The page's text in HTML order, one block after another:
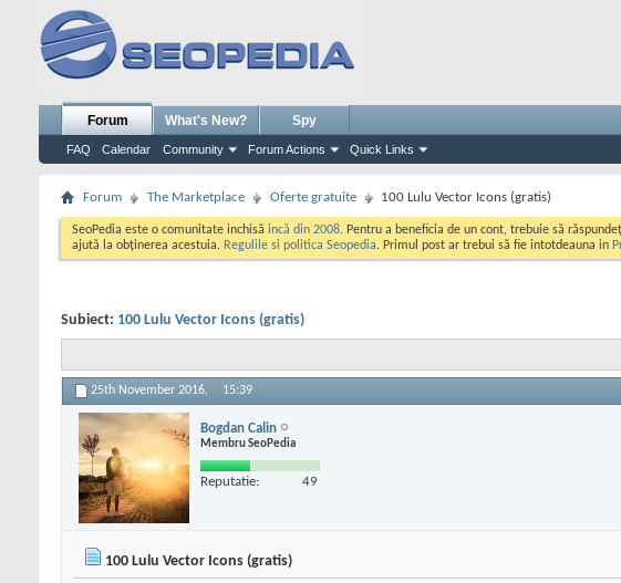
Forum
FAQ Calendar Community Forum Actions Quick Links
What's New? Spy
Forum The Marketplace Oferte gratuite 100 Lulu Vector Icons (gratis)
SeoPedia este o comunitate inchisă incă din 2008. Pentru a beneficia de un cont, trebuie să
ajută la obținerea acestuia. Regulile si politica Seopedia. Primul post ar trebui să fie intotdeauna in
Subiect: 100 Lulu Vector Icons (gratis)
25th November 2016, 15:39
Bogdan Calin
Membru SeoPedia
Reputatie: 49
100 Lulu Vector Icons (gratis)